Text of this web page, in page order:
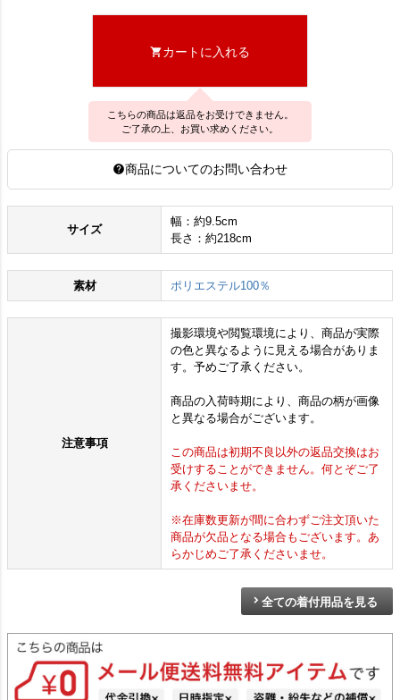
カートに入れる
こちらの商品は返品をお受けできません。
ご了承の上、お買い求めください。
商品についてのお問い合わせ
サイズ
幅：約9.5cm
長さ：約218cm
素材 ポリエステル100％
注意事項
撮影環境や閲覧環境により、商品が実際
の色と異なるように見える場合がありま
す。予めご了承ください。
商品の入荷時期により、商品の柄が画像
と異なる場合がございます。
この商品は初期不良以外の返品交換はお
受けすることができません。何とぞご了
承くださいませ。
※在庫数更新が間に合わずご注文頂いた
商品が欠品となる場合もございます。あ
らかじめご了承くださいませ。
全ての着付用品を見る